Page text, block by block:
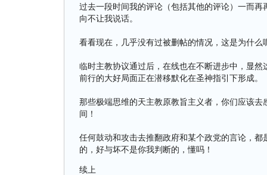
过去一段时间我的评论（包括其他的评论）一而
向不让我说话。
看看现在，几乎没有过被删帖的情况，这是为什么
临时主教协议通过后，在线也在不断进步中，显
前行的大好局面正在潜移默化在圣神指引下形成。
那些极端思维的天主教原教旨主义者，你们应该
间！
任何鼓动和攻击去推翻政府和某个政党的言论，
的，好与坏不是你我判断的，懂吗！
续上